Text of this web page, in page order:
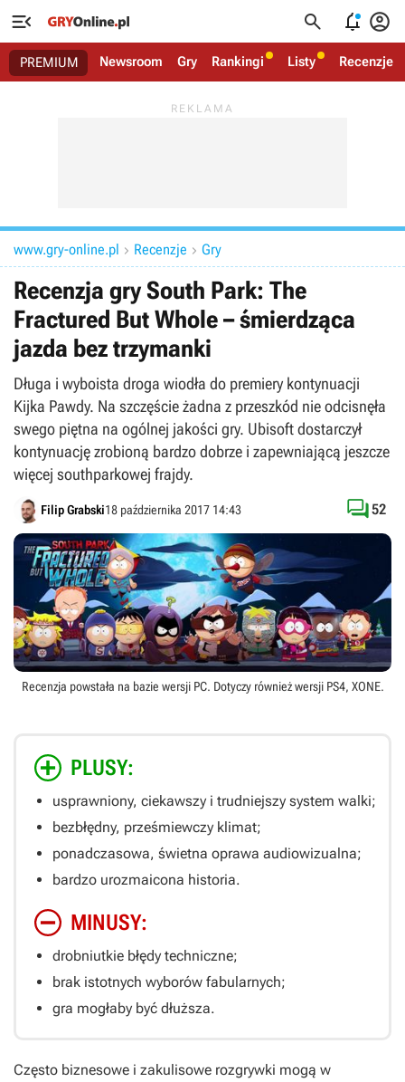
   
PREMIUM Newsroom Gry Rankingi Listy Recenzje
www.gry-online.pl  Recenzje  Gry
Recenzja gry South Park: The
Fractured But Whole – śmierdząca
jazda bez trzymanki
Długa i wyboista droga wiodła do premiery kontynuacji
Kijka Pawdy. Na szczęście żadna z przeszkód nie odcisnęła
swego piętna na ogólnej jakości gry. Ubisoft dostarczył
kontynuację zrobioną bardzo dobrze i zapewniającą jeszcze
więcej southparkowej frajdy.
Filip Grabski18 października 2017 14:43 52
Recenzja powstała na bazie wersji PC. Dotyczy również wersji PS4, XONE.
PLUSY:
usprawniony, ciekawszy i trudniejszy system walki;
bezbłędny, prześmiewczy klimat;
ponadczasowa, świetna oprawa audiowizualna;
bardzo urozmaicona historia.
MINUSY:
drobniutkie błędy techniczne;
brak istotnych wyborów fabularnych;
gra mogłaby być dłuższa.
Często biznesowe i zakulisowe rozgrywki mogą w